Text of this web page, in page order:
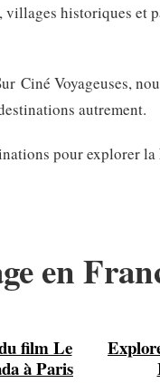
historiques et
Ciné Voyageuses,
autrement.
pour explorer la
en
film Le
à Paris